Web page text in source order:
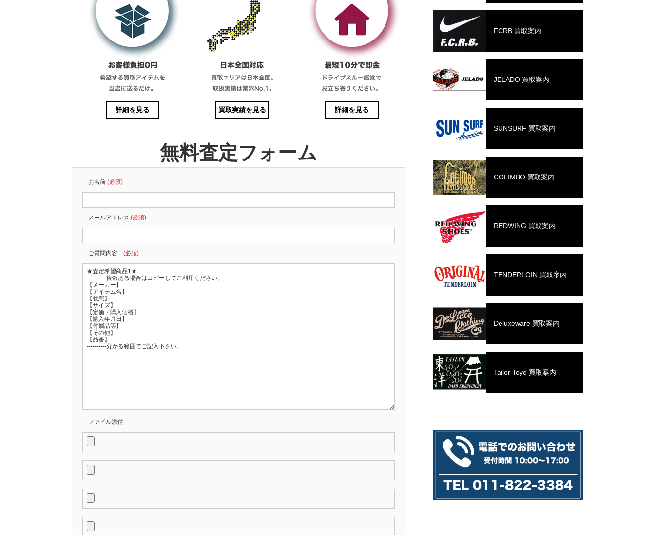
詳細を見る 買取実績を見る 詳細を見る
無料査定フォーム
お名前 (必須)
メールアドレス (必須)
ご質問内容 (必須)
ファイル添付
FCRB 買取案内
JELADO 買取案内
SUNSURF 買取案内
COLIMBO 買取案内
REDWING 買取案内
TENDERLOIN 買取案内
Deluxeware 買取案内
Tailor Toyo 買取案内